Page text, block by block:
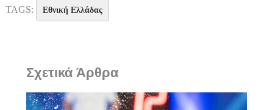
TAGS: Εθνική Ελλάδας
Σχετικά Άρθρα